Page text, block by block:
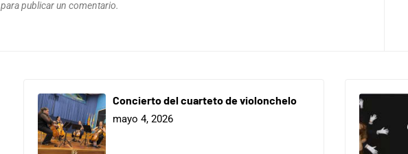
para publicar un comentario.
Concierto del cuarteto de violonchelo
mayo 4, 2026